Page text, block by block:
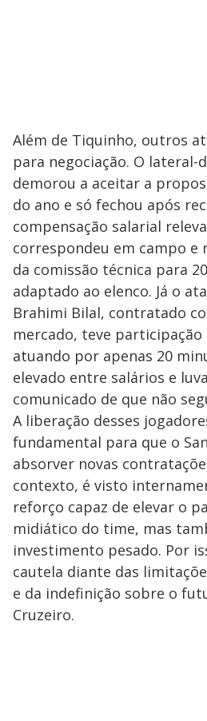
Além de Tiquinho, outros
para negociação. O lateral-
demorou a aceitar a
do ano e só fechou após
compensação salarial
correspondeu em campo e
da comissão técnica para
adaptado ao elenco. Já o
Brahimi Bilal, contratado
mercado, teve participação
atuando por apenas 20
elevado entre salários e
comunicado de que não
A liberação desses
fundamental para que o
absorver novas
contexto, é visto
reforço capaz de elevar o
midiático do time, mas
investimento pesado. Por
cautela diante das
e da indefinição sobre o
Cruzeiro.